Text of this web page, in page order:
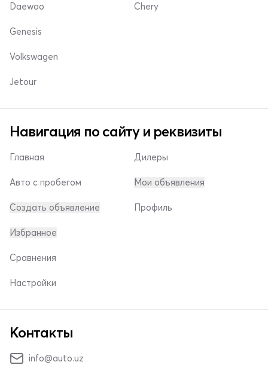
Daewoo Chery
Genesis
Volkswagen
Jetour
Навигация по сайту и реквизиты
Главная
Авто с пробегом
Создать объявление
Дилеры
Мои объявления
Профиль
Избранное
Сравнения
Настройки
Контакты
info@auto.uz